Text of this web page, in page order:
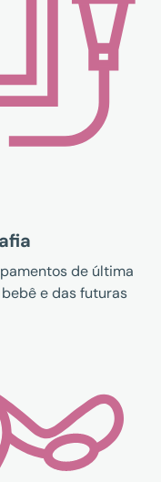
de última
e das futuras